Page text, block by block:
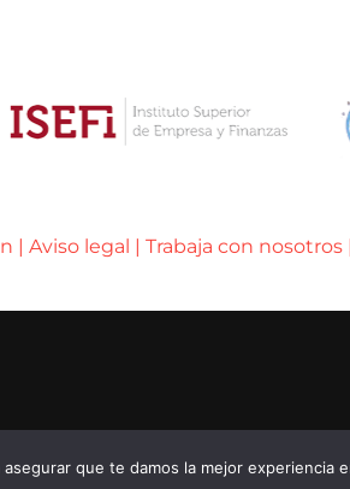
| Aviso legal | Trabaja con nosotros |
asegurar que te damos la mejor